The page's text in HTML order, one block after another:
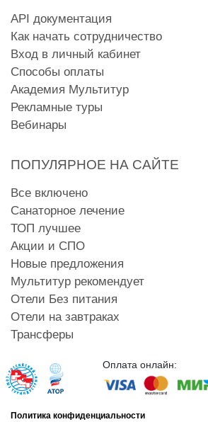
API документация
Как начать сотрудничество
Вход в личный кабинет
Способы оплаты
Академия Мультитур
Рекламные туры
Вебинары
ПОПУЛЯРНОЕ НА САЙТЕ
Все включено
Санаторное лечение
ТОП лучшее
Акции и СПО
Новые предложения
Мультитур рекомендует
Отели Без питания
Отели на завтраках
Трансферы
Оплата онлайн:
Политика конфиденциальности